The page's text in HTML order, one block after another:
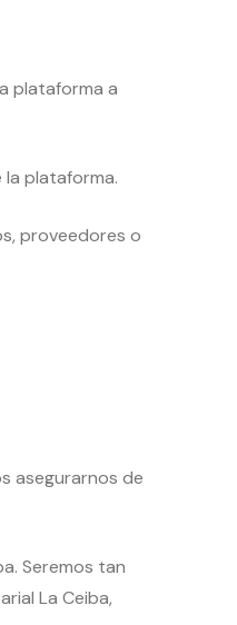
plataforma a
la plataforma.
proveedores o
asegurarnos de
Seremos tan
La Ceiba,